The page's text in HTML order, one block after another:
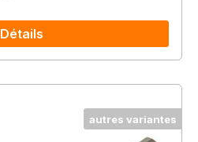
Détails
autres variantes